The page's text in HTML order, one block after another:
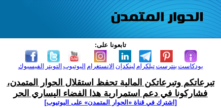
تابعونا على:
الفيسبوك التويتر اليوتيوب الانستغرام لينكدإن تيلكرامبنترست بودكاست
تبرعاتكم وتبرعاتكن المالية تحفظ استقلال الحوار المتمدن،
فشاركونا في دعم استمرارية هذا الفضاء اليساري الحر
[اشترك في قناة ‫«الحوار المتمدن» على اليوتيوب]